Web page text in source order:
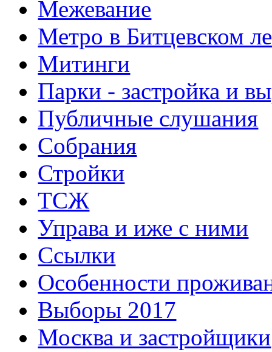
Межевание
Метро в Битцевском
Митинги
Парки - застройка и
Публичные слушания
Собрания
Стройки
ТСЖ
Управа и иже с ними
Ссылки
Особенности
Выборы 2017
Москва и застройщики